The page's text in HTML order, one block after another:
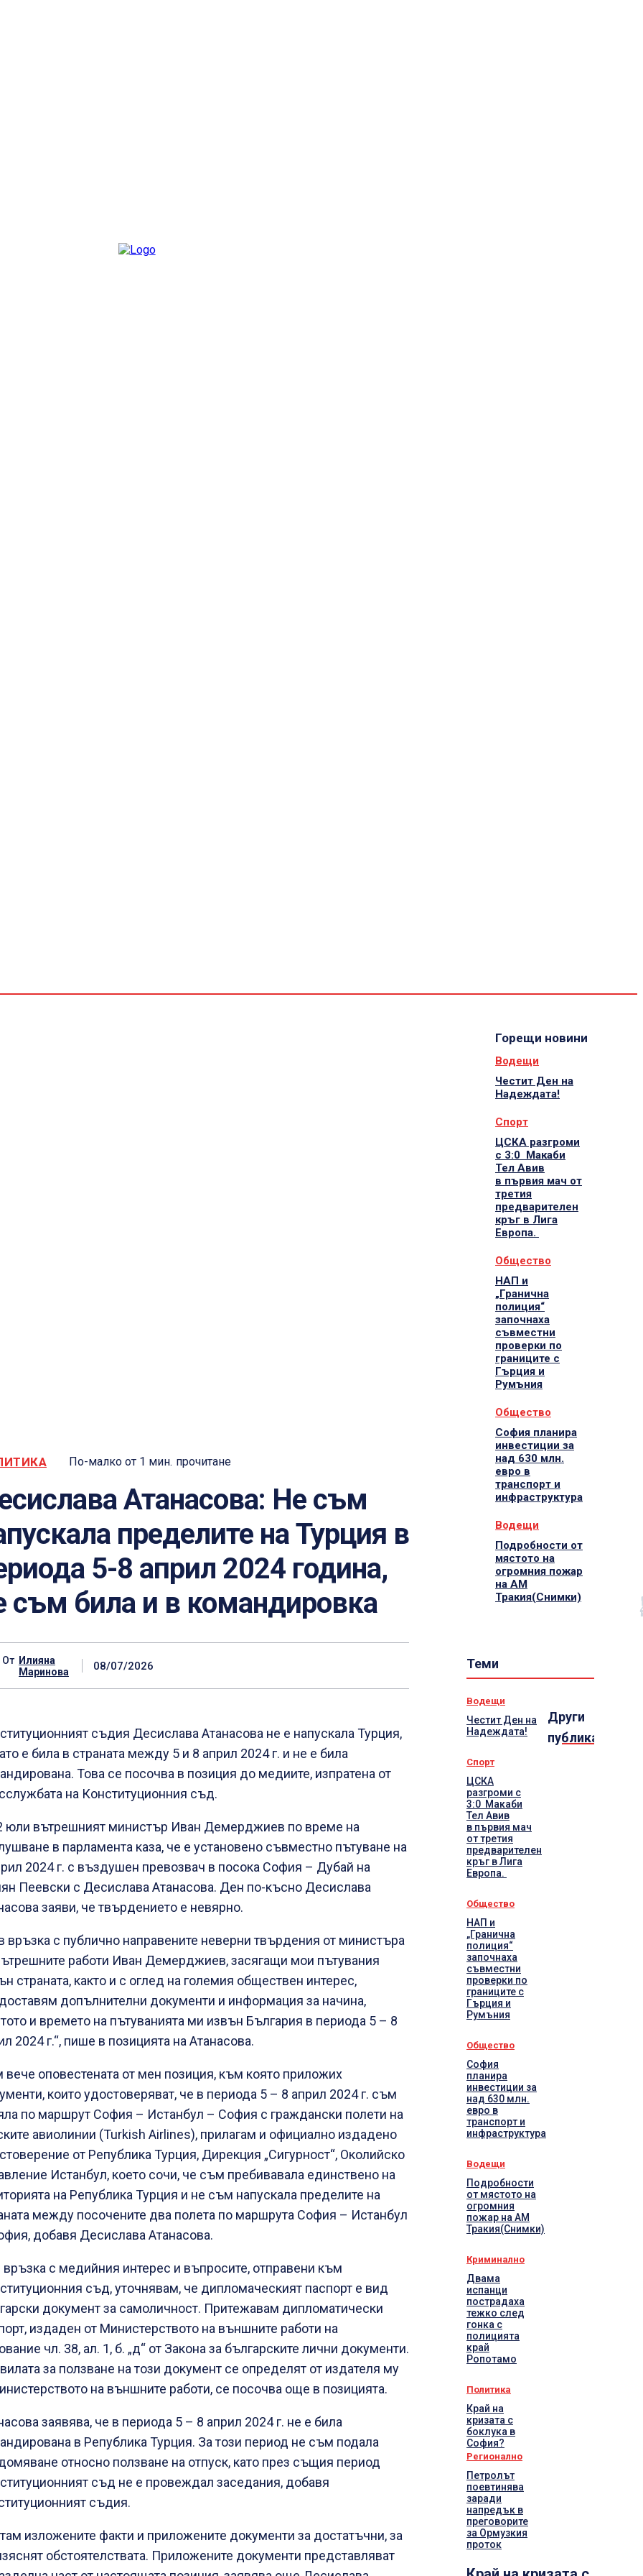
По-малко от 1 мин. прочитане
Атанасова: Не съм
пределите на Турция в
5-8 април 2024 година,
съм била и в командировка
От Илияна
Маринова
08/07/2026
съдия Десислава Атанасова не е напускала Турция,
е била в страната между 5 и 8 април 2024 г. и не е била
Това се посочва в позиция до медиите, изпратена от
на Конституционния съд.
юли вътрешният министър Иван Демерджиев по време на
в парламента каза, че е установено съвместно пътуване на
2024 г. с въздушен превозвач в посока София – Дубай на
Пеевски с Десислава Атанасова. Ден по-късно Десислава
заяви, че твърдението е невярно.
връзка с публично направените неверни твърдения от министъра
работи Иван Демерджиев, засягащи мои пътувания
страната, както и с оглед на големия обществен интерес,
допълнителни документи и информация за начина,
и времето на пътуванията ми извън България в периода 5 – 8
2024 г.“, пише в позицията на Атанасова.
вече оповестената от мен позиция, към която приложих
които удостоверяват, че в периода 5 – 8 април 2024 г. съм
по маршрут София – Истанбул – София с граждански полети на
авиолинии (Turkish Airlines), прилагам и официално издадено
от Република Турция, Дирекция „Сигурност“, Околийско
Истанбул, което сочи, че съм пребивавала единствено на
на Република Турция и не съм напускала пределите на
между посочените два полета по маршрута София – Истанбул
добавя Десислава Атанасова.
с медийния интерес и въпросите, отправени към
съд, уточнявам, че дипломаческият паспорт е вид
документ за самоличност. Притежавам дипломатически
издаден от Министерството на външните работи на
чл. 38, ал. 1, б. „д“ от Закона за българските лични документи.
за ползване на този документ се определят от издателя му
на външните работи, се посочва още в позицията.
заявява, че в периода 5 – 8 април 2024 г. не е била
в Република Турция. За този период не съм подала
относно ползване на отпуск, като през същия период
съд не е провеждал заседания, добавя
съдия.
изложените факти и приложените документи за достатъчни, за
обстоятелствата. Приложените документи представляват
Горещи новини
Водещи
Честит Ден на
Надеждата!
Спорт
ЦСКА разгроми
с 3:0 Макаби
Тел Авив
в първия мач от
третия
предварителен
кръг в Лига
Европа.
Общество
НАП и
„Гранична
полиция“
започнаха
съвместни
проверки по
границите с
Гърция и
Румъния
Общество
София планира
инвестиции за
над 630 млн.
евро в
транспорт и
инфраструктура
Водещи
Подробности от
мястото на
огромния пожар
на АМ
Тракия(Снимки)
Теми
Водещи
Честит Ден на
Надеждата!
Спорт
ЦСКА
разгроми с
3:0 Макаби
Тел Авив
в първия мач
от третия
предварителен
кръг в Лига
Европа.
Общество
НАП и
„Гранична
полиция“
започнаха
съвместни
проверки по
границите с
Гърция и
Румъния
Общество
София
планира
инвестиции за
над 630 млн.
евро в
транспорт и
инфраструктура
Водещи
Подробности
от мястото на
огромния
пожар на АМ
Тракия(Снимки)
Криминално
Двама
испанци
пострадаха
тежко след
гонка с
полицията
край
Ропотамо
Политика
Край на
кризата с
боклука в
София?
Регионално
Петролът
поевтинява
заради
напредък в
преговорите
за Ормузкия
проток
Други
публикации